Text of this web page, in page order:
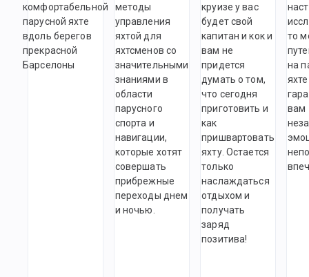
комфортабельной
парусной яхте
вдоль берегов
прекрасной
Барселоны
методы
управления
яхтой для
яхтсменов со
значительными
знаниями в
области
парусного
спорта и
навигации,
которые хотят
совершать
прибрежные
переходы днем
и ночью.
круизе у вас
будет свой
капитан и кок и
вам не
придется
думать о том,
что сегодня
приготовить и
как
пришвартовать
яхту. Остается
только
наслаждаться
отдыхом и
получать
заряд
позитива!
то
на
яхте
вам